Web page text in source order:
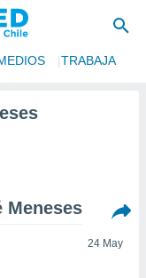
TRABAJA
Meneses
24 May